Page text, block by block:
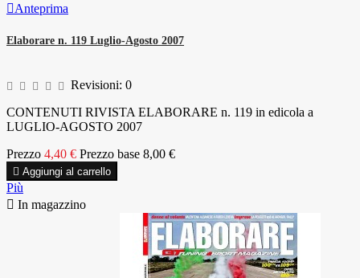
Anteprima
Elaborare n. 119 Luglio-Agosto 2007
Revisioni: 0
CONTENUTI RIVISTA ELABORARE n. 119 in edicola a
LUGLIO-AGOSTO 2007
Prezzo 4,40 € Prezzo base 8,00 €
 Aggiungi al carrello
Più
 In magazzino